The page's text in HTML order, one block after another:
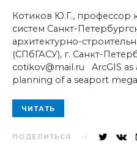
Котиков Ю.Г., профессор
систем Санкт-
архитектурно-
(СПбГАСУ), г. Санкт-
cotikov@mail.ru ArcGIS
planning of a seaport
ЧИТАТЬ
ПОДЕЛИТЬСЯ